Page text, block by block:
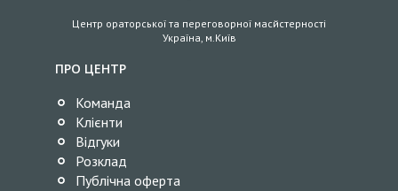
Центр ораторської та переговорної масйстерності
Україна, м.Київ
ПРО ЦЕНТР
Команда
Клієнти
Відгуки
Розклад
Публічна оферта